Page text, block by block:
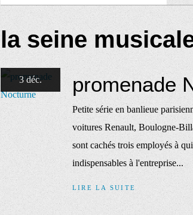
la seine
3 déc. promenade
Petite série en banlieue
voitures Renault, Boulogne-
sont cachés trois employés à
indispensables à l'entreprise...
LIRE LA SUITE